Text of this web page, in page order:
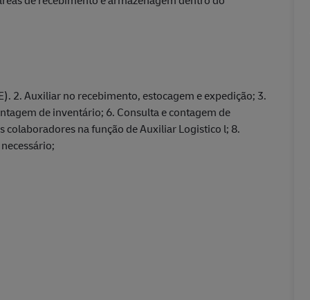
2. Auxiliar no recebimento, estocagem e expedição; 3.
de inventário; 6. Consulta e contagem de
na função de Auxiliar Logistico l; 8.